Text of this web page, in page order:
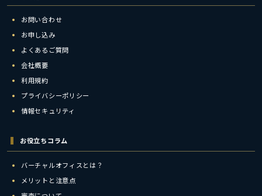
お問い合わせ
お申し込み
よくあるご質問
会社概要
利用規約
プライバシーポリシー
情報セキュリティ
お役立ちコラム
バーチャルオフィスとは？
メリットと注意点